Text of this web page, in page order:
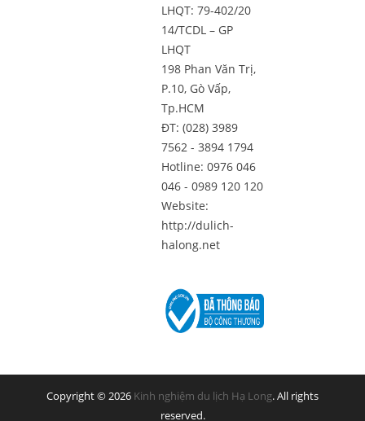
LHQT: 79-402/20
14/TCDL – GP
LHQT
198 Phan Văn Trị,
P.10, Gò Vấp,
Tp.HCM
ĐT: (028) 3989
7562 - 3894 1794
Hotline: 0976 046
046 - 0989 120 120
Website:
http://dulich-
halong.net
Copyright © 2026 Kinh nghiệm du lịch Hạ Long. All rights
reserved.